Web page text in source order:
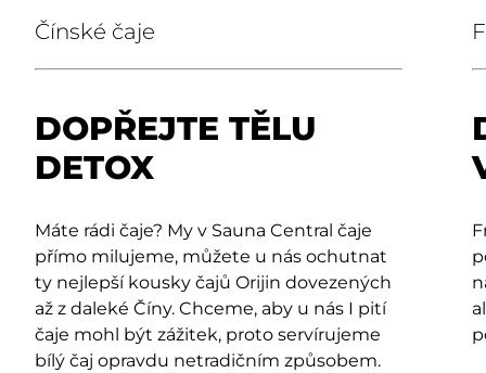
Čínské čaje
DOPŘEJTE TĚLU
DETOX
Máte rádi čaje? My v Sauna Central čaje
přímo milujeme, můžete u nás ochutnat
ty nejlepší kousky čajů Orijin dovezených
až z daleké Číny. Chceme, aby u nás I pití
čaje mohl být zážitek, proto servírujeme
bílý čaj opravdu netradičním způsobem.